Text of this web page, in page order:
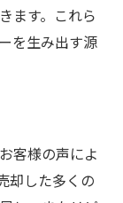
ます。これら
を生み出す源
客様の声によ
却した多くの